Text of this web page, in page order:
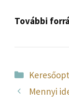
További
Kategória
Mennyi